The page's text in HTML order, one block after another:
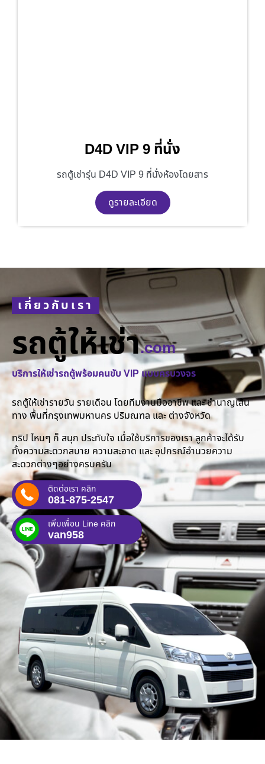
D4D VIP 9 ที่นั่ง
รถตู้เช่ารุ่น D4D VIP 9 ที่นั่งห้องโดยสาร
ดูรายละเอียด
เกี่ยวกับเรา
รถตู้ให้เช่า.com
บริการให้เช่ารถตู้พร้อมคนขับ VIP แบบครบวงจร
รถตู้ให้เช่ารายวัน รายเดือน โดยทีมงานมืออาชีพ และ ชำนาญเส้น
ทาง พื้นที่กรุงเทพมหานคร ปริมณฑล และ ต่างจังหวัด
ทริป ไหนๆ ก็ สนุก ประทับใจ เมื่อใช้บริการของเรา ลูกค้าจะได้รับ
ทั้งความสะดวกสบาย ความสะอาด และ อุปกรณ์อำนวยความ
สะดวกต่างๆอย่างครบครัน
ติดต่อเรา คลิก
081-875-2547
เพิ่มเพื่อน Line คลิก
van958